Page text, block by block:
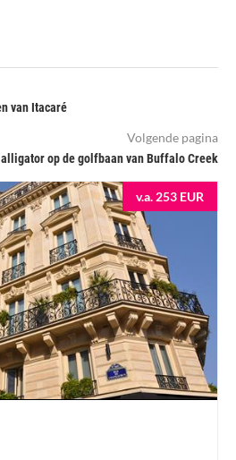
van Itacaré
Volgende pagina
op de golfbaan van Buffalo Creek
v.a. 253 EUR